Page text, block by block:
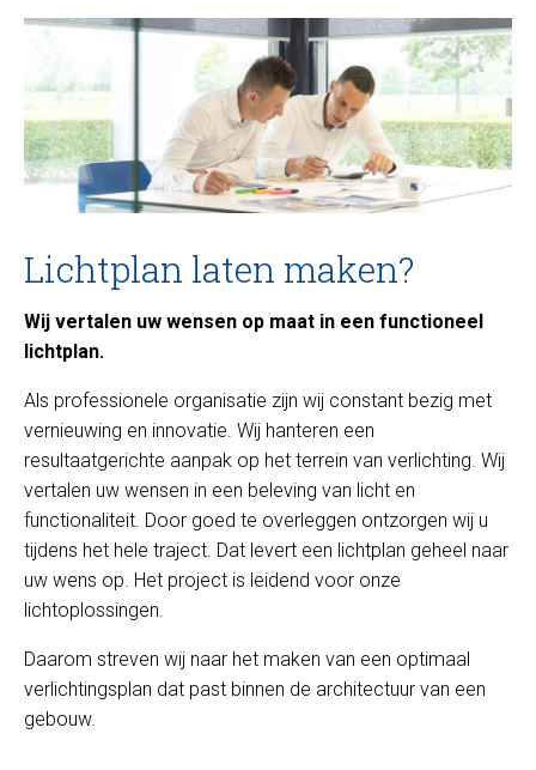
Lichtplan laten maken?
Wij vertalen uw wensen op maat in een functioneel
lichtplan.
Als professionele organisatie zijn wij constant bezig met
vernieuwing en innovatie. Wij hanteren een
resultaatgerichte aanpak op het terrein van verlichting. Wij
vertalen uw wensen in een beleving van licht en
functionaliteit. Door goed te overleggen ontzorgen wij u
tijdens het hele traject. Dat levert een lichtplan geheel naar
uw wens op. Het project is leidend voor onze
lichtoplossingen.
Daarom streven wij naar het maken van een optimaal
verlichtingsplan dat past binnen de architectuur van een
gebouw.